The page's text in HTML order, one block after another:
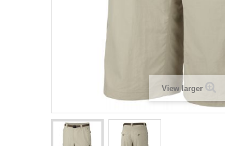
View larger